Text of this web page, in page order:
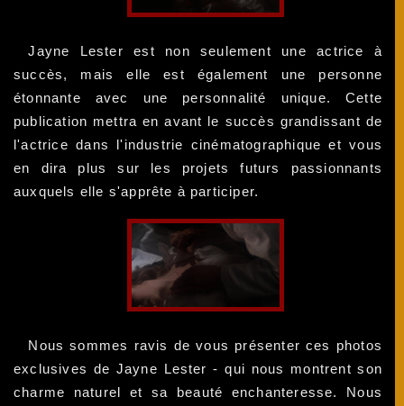
Jayne Lester est non seulement une actrice à
succès, mais elle est également une personne
étonnante avec une personnalité unique. Cette
publication mettra en avant le succès grandissant de
l'actrice dans l'industrie cinématographique et vous
en dira plus sur les projets futurs passionnants
auxquels elle s'apprête à participer.
Nous sommes ravis de vous présenter ces photos
exclusives de Jayne Lester - qui nous montrent son
charme naturel et sa beauté enchanteresse. Nous